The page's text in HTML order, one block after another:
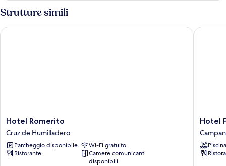
Strutture simili
Hotel
Romerito
Cruz
de
Humilladero
Hotel Romerito
Cruz de Humilladero
Parcheggio disponibile
Wi-Fi gratuito
Ristorante
Camere comunicanti
disponibili
Hotel Romerito
Hotel
Posadas
de
España
Málaga
Hotel
Piscina
Hotel